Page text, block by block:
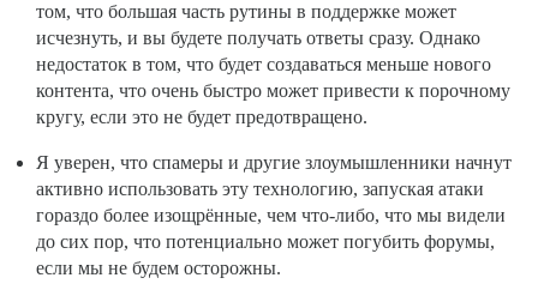
том, что большая часть рутины в поддержке может
исчезнуть, и вы будете получать ответы сразу. Однако
недостаток в том, что будет создаваться меньше нового
контента, что очень быстро может привести к порочному
кругу, если это не будет предотвращено.
Я уверен, что спамеры и другие злоумышленники начнут
активно использовать эту технологию, запуская атаки
гораздо более изощрённые, чем что-либо, что мы видели
до сих пор, что потенциально может погубить форумы,
если мы не будем осторожны.